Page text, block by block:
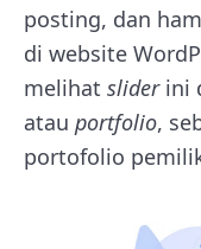
posting, dan
di website
melihat slider ini
atau portfolio,
portofolio